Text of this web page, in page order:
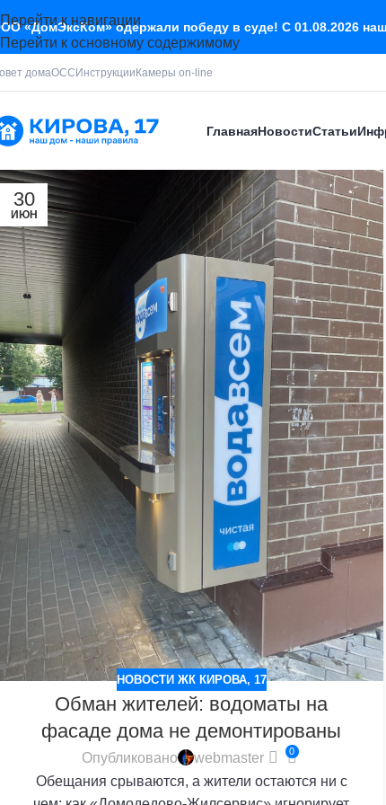
Перейти к навигации
Перейти к основному содержимому
«ДомЭксКом» одержали победу в суде! С 01.08.2026
домаОССИнструкцииКамеры on-line
ГлавнаяНовостиСтатьи
30
ИЮН
НОВОСТИ ЖК КИРОВА, 17
Обман жителей: водоматы на
фасаде дома не демонтированы
Опубликовано webmaster 0
Обещания срываются, а жители остаются ни с